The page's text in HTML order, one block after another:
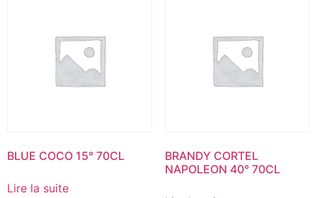
BLUE COCO 15° 70CL
Lire la suite
BRANDY CORTEL
NAPOLEON 40° 70CL